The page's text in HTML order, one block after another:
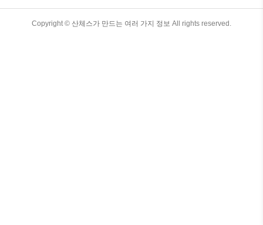
makes it possible for ChatGPT to answer
followup questions, admit its..
Copyright © 산체스가 만드는 여러 가지 정보 All rights reserved.
TistoryWhaleSkin3.4